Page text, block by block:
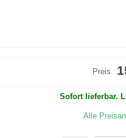
Preis
Sofort lieferbar.
Alle